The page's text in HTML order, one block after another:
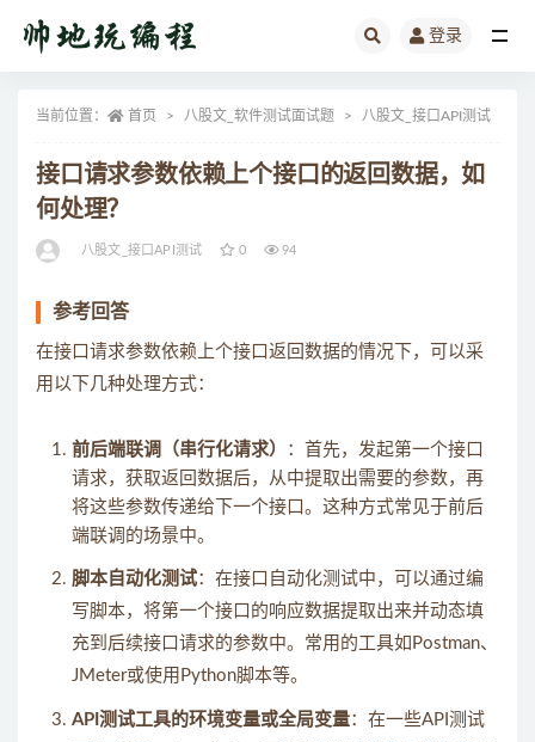
登录
当前位置： 首页 八股文_软件测试面试题 八股文_接口API测试
接口请求参数依赖上个接口的返回数据，如
何处理？
八股文_接口API测试 0 94
参考回答
在接口请求参数依赖上个接口返回数据的情况下，可以采
用以下几种处理方式：
前后端联调（串行化请求）
：首先，发起第一个接口
请求，获取返回数据后，从中提取出需要的参数，再
将这些参数传递给下一个接口。这种方式常见于前后
端联调的场景中。
脚本自动化测试：在接口自动化测试中，可以通过编
写脚本，将第一个接口的响应数据提取出来并动态填
充到后续接口请求的参数中。常用的工具如Postman、
JMeter或使用Python脚本等。
API测试工具的环境变量或全局变量：在一些API测试